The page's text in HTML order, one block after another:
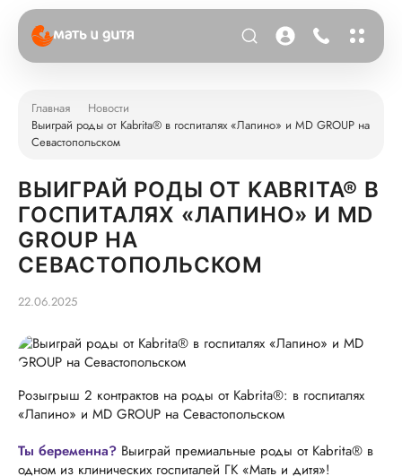
Главная
Новости
Выиграй роды от Kabrita® в госпиталях «Лапино» и MD GROUP на
Севастопольском
ВЫИГРАЙ РОДЫ ОТ KABRITA® В
ГОСПИТАЛЯХ «ЛАПИНО» И MD
GROUP НА
СЕВАСТОПОЛЬСКОМ
22.06.2025
Розыгрыш 2 контрактов на роды от Kabrita®: в госпиталях
«Лапино» и MD GROUP на Севастопольском
Ты беременна? Выиграй премиальные роды от Kabrita® в
одном из клинических госпиталей ГК «Мать и дитя»!